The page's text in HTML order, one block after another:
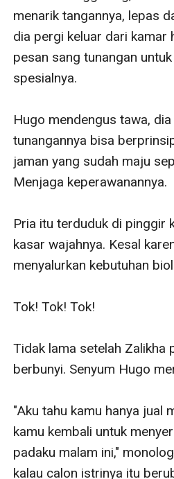
menarik tangannya, lepas
dia pergi keluar dari kamar
pesan sang tunangan
spesialnya.
Hugo mendengus tawa,
tunangannya bisa
jaman yang sudah maju
Menjaga keperawanannya.
Pria itu terduduk di pinggir
kasar wajahnya. Kesal
menyalurkan kebutuhan
Tok! Tok! Tok!
Tidak lama setelah Zalikha
berbunyi. Senyum Hugo
"Aku tahu kamu hanya jual
kamu kembali untuk
padaku malam ini,"
kalau calon istrinya itu